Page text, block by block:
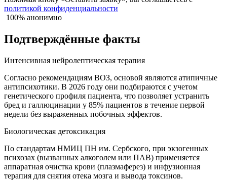
политикой конфиденциальности
100% анонимно
Подтверждённые факты
Интенсивная нейролептическая терапия
Согласно рекомендациям ВОЗ, основой являются атипичные
антипсихотики. В 2026 году они подбираются с учетом
генетического профиля пациента, что позволяет устранить
бред и галлюцинации у 85% пациентов в течение первой
недели без выраженных побочных эффектов.
Биологическая детоксикация
По стандартам НМИЦ ПН им. Сербского, при экзогенных
психозах (вызванных алкоголем или ПАВ) применяется
аппаратная очистка крови (плазмаферез) и инфузионная
терапия для снятия отека мозга и вывода токсинов.